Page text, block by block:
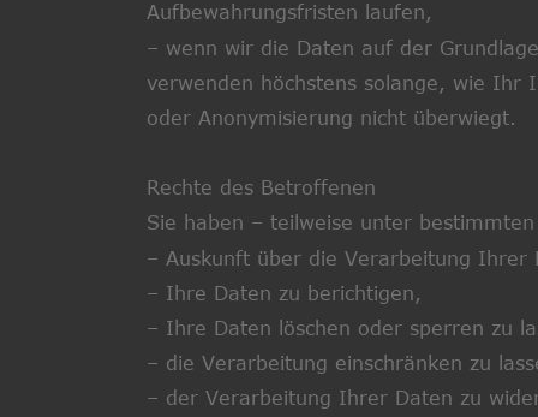
Aufbewahrungsfristen laufen,
– wenn wir die Daten auf der
verwenden höchstens solange, wie Ihr
oder Anonymisierung nicht überwiegt.
Rechte des Betroffenen
Sie haben – teilweise unter
– Auskunft über die Verarbeitung Ihrer
– Ihre Daten zu berichtigen,
– Ihre Daten löschen oder sperren zu
– die Verarbeitung einschränken zu
– der Verarbeitung Ihrer Daten zu